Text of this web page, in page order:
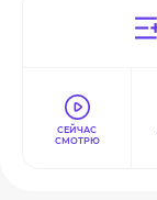
СЕЙЧАС
СМОТРЮ